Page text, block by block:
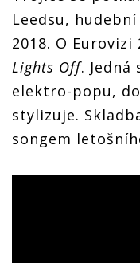
Leedsu,
2018. O
Lights Off. Jedná
elektro-popu,
stylizuje.
songem